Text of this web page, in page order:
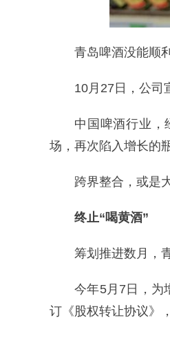
青岛啤酒没能顺
10月27日，公司
中国啤酒行业，
场，再次陷入增长的
跨界整合，或是
终止“喝黄酒”
筹划推进数月，
今年5月7日，为
订《股权转让协议》